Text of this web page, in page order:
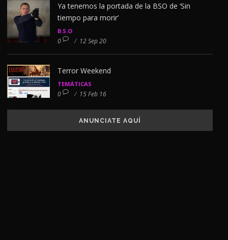
Ya tenemos la portada de la BSO de ‘Sin
tiempo para morir’
B.S.O
0 / 12 Sep 20
Terror Weekend
TEMÁTICAS
0 / 15 Feb 16
ANUNCIATE AQUÍ